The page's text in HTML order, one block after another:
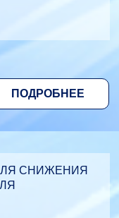
ПОДРОБНЕЕ
СНИЖЕНИЯ